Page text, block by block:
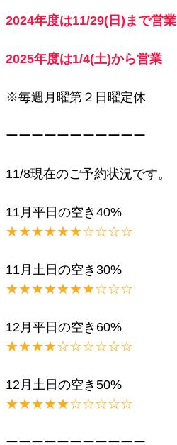
2024年度は11/29(日)まで営業
2025年度は1/4(土)から営業
※毎週月曜第２日曜定休
ーーーーーーーーーーー
11/8現在のご予約状況です。
11月平日の空き40%
★★★★★★☆☆☆☆
11月土日の空き30%
★★★★★★★☆☆☆
12月平日の空き60%
★★★★☆☆☆☆☆☆
12月土日の空き50%
★★★★★☆☆☆☆☆
ーーーーーーーーーーー